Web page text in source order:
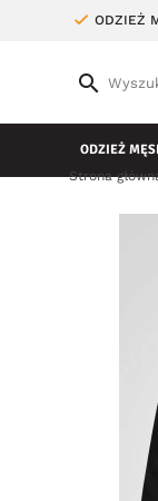
ODZIEŻ
ODZIEŻ
Strona